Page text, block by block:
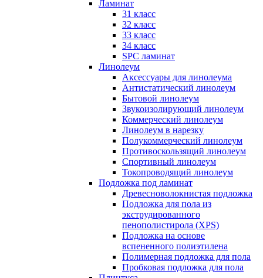
Ламинат
31 класс
32 класс
33 класс
34 класс
SPC ламинат
Линолеум
Аксессуары для линолеума
Антистатический линолеум
Бытовой линолеум
Звукоизолирующий линолеум
Коммерческий линолеум
Линолеум в нарезку
Полукоммерческий линолеум
Противоскользящий линолеум
Спортивный линолеум
Токопроводящий линолеум
Подложка под ламинат
Древесноволокнистая подложка
Подложка для пола из
экструдированного
пенополистирола (XPS)
Подложка на основе
вспененного полиэтилена
Полимерная подложка для пола
Пробковая подложка для пола